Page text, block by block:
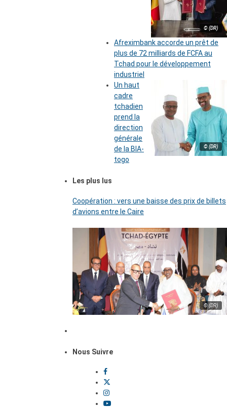
© (DR)
Afreximbank accorde un prêt de
plus de 72 milliards de FCFA au
Tchad pour le développement
industriel
© (DR)
Un haut
cadre
tchadien
prend la
direction
générale
de la BIA-
togo
Les plus lus
Coopération : vers une baisse des prix de billets
d’avions entre le Caire
© (DR)
Nous Suivre